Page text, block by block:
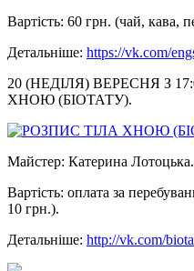
Вартість: 60 грн. (чай, кава,
Детальніше: https://vk.com/
20 (НЕДІЛЯ) ВЕРЕСНЯ З
ХНОЮ (БІОТАТУ).
Майстер: Катерина Лотоцька.
Вартість: оплата за
10 грн.).
Детальніше: http://vk.com/